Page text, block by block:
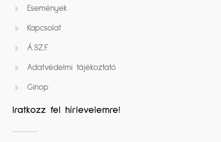
Események
Kapcsolat
Á.SZ.F.
Adatvédelmi tájékoztató
Ginop
Iratkozz fel hírlevelemre!